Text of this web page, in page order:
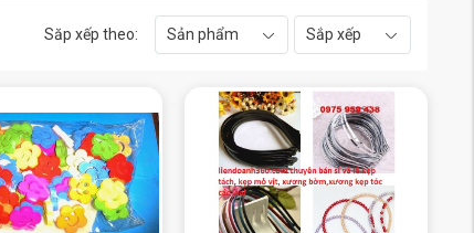
Săp xếp theo: Sản phẩm Sắp xếp